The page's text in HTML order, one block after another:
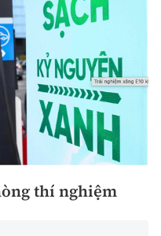
thí nghiệm